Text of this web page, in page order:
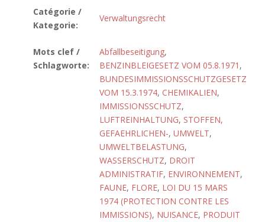
Catégorie /
Kategorie:
Verwaltungsrecht
Mots clef /
Schlagworte:
Abfallbeseitigung,
BENZINBLEIGESETZ VOM 05.8.1971 ,
BUNDESIMMISSIONSSCHUTZGESETZ
VOM 15.3.1974, CHEMIKALIEN,
IMMISSIONSSCHUTZ,
LUFTREINHALTUNG, STOFFEN,
GEFAEHRLICHEN-, UMWELT,
UMWELTBELASTUNG,
WASSERSCHUTZ, DROIT
ADMINISTRATIF, ENVIRONNEMENT,
FAUNE, FLORE, LOI DU 15 MARS
1974 (PROTECTION CONTRE LES
IMMISSIONS), NUISANCE, PRODUIT